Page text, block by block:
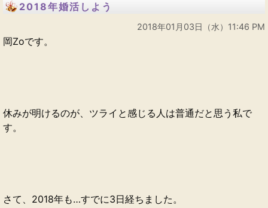
2018年婚活しよう
2018年01月03日（水）11:46 PM
岡Zoです。
休みが明けるのが、ツライと感じる人は普通だと思う私で
す。
さて、2018年も…すでに3日経ちました。